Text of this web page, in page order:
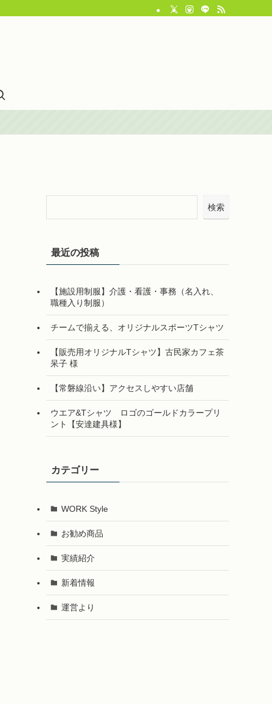
検索
最近の投稿
【施設用制服】介護・看護・事務（名入れ、
職種入り制服）
チームで揃える、オリジナルスポーツTシャツ
【販売用オリジナルTシャツ】古民家カフェ茶
呆子 様
【常磐線沿い】アクセスしやすい店舗
ウエア&Tシャツ ロゴのゴールドカラープリ
ント【安達建具様】
カテゴリー
WORK Style
お勧め商品
実績紹介
新着情報
運営より